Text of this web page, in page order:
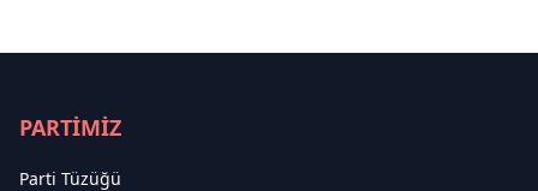
PARTİMİZ
Parti Tüzüğü